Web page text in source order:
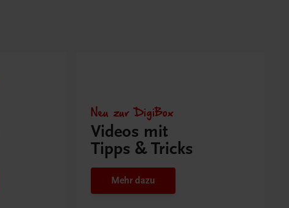
Neu zur DigiBox
Videos mit
Tipps & Tricks
Mehr dazu